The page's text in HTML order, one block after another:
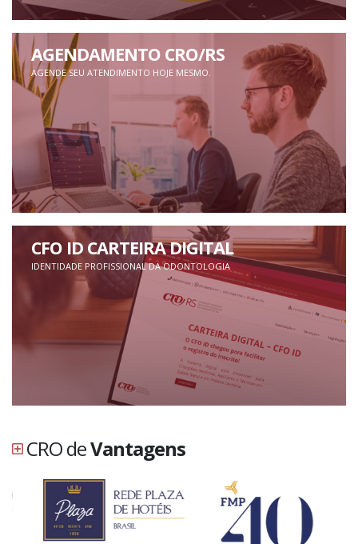
AGENDAMENTO CRO/RS
AGENDE SEU ATENDIMENTO HOJE MESMO.
CFO ID CARTEIRA DIGITAL
IDENTIDADE PROFISSIONAL DA ODONTOLOGIA
CRO deVantagens